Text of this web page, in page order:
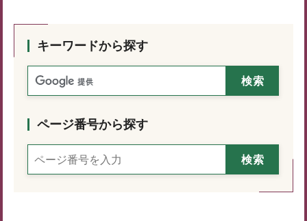
キーワードから探す
ページ番号から探す